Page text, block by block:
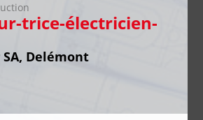
trice-électricien-
Delémont